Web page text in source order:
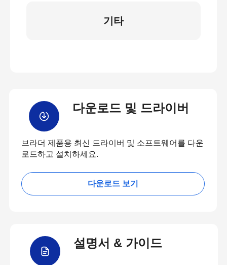
기타
다운로드 및 드라이버
브라더 제품용 최신 드라이버 및 소프트웨어를 다운
로드하고 설치하세요.
다운로드 보기
설명서 & 가이드